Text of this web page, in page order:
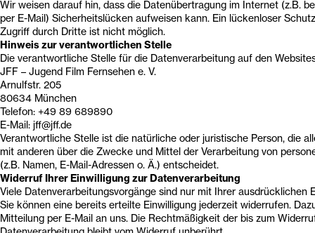
Wir weisen darauf hin, dass die Datenübertragung im Internet (z.B.
per E-Mail) Sicherheitslücken aufweisen kann. Ein lückenloser
Zugriff durch Dritte ist nicht möglich.
Hinweis zur verantwortlichen Stelle
Die verantwortliche Stelle für die Datenverarbeitung auf den
JFF – Jugend Film Fernsehen e. V.
Arnulfstr. 205
80634 München
Telefon: +49 89 689890
E-Mail: jff@jff.de
Verantwortliche Stelle ist die natürliche oder juristische Person, die
mit anderen über die Zwecke und Mittel der Verarbeitung von
(z.B. Namen, E-Mail-Adressen o. Ä.) entscheidet.
Widerruf Ihrer Einwilligung zur Datenverarbeitung
Viele Datenverarbeitungsvorgänge sind nur mit Ihrer ausdrücklichen
Sie können eine bereits erteilte Einwilligung jederzeit widerrufen.
Mitteilung per E-Mail an uns. Die Rechtmäßigkeit der bis zum